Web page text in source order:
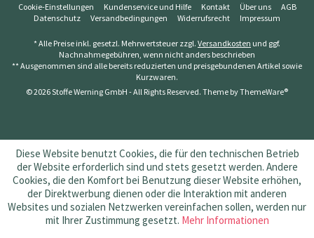
Cookie-Einstellungen Kundenservice und Hilfe Kontakt Über uns
AGB
Datenschutz
Versandbedingungen Widerrufsrecht Impressum
* Alle Preise inkl. gesetzl. Mehrwertsteuer zzgl. Versandkosten und ggf.
Nachnahmegebühren, wenn nicht anders beschrieben
** Ausgenommen sind alle bereits reduzierten und preisgebundenen Artikel sowie
Kurzwaren.
© 2026 Stoffe Werning GmbH - All Rights Reserved. Theme byThemeWare®
Diese Website benutzt Cookies, die für den technischen Betrieb
der Website erforderlich sind und stets gesetzt werden. Andere
Cookies, die den Komfort bei Benutzung dieser Website erhöhen,
der Direktwerbung dienen oder die Interaktion mit anderen
Websites und sozialen Netzwerken vereinfachen sollen, werden nur
mit Ihrer Zustimmung gesetzt. Mehr Informationen